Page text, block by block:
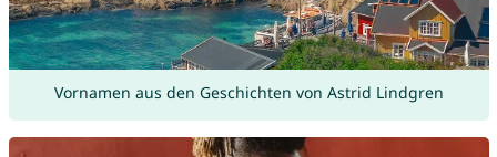
Vornamen aus den Geschichten von Astrid Lindgren